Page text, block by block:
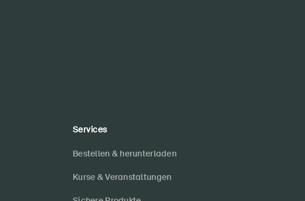
Services
Bestellen & herunterladen
Kurse & Veranstaltungen